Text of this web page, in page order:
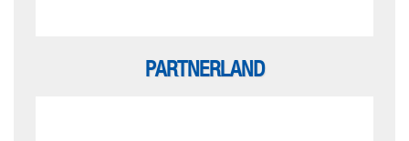
PARTNERLAND